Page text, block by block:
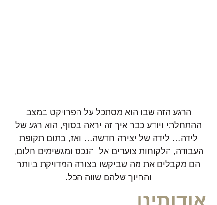
אודותינו
הרגע הזה שבו הוא מסתכל על הפרויקט במצב
ההתחלתי ויודע כבר איך זה יראה בסוף, הוא רגע של
לידה… לידה של יצירה חדשה… ואז, בתום תקופת
העבודה, הלקוחות צועדים אל הנכס ומגשימים חלום,
הם מקבלים את מה שביקשו בצורה המדויקת ביותר
והחיוך שלהם שווה הכל.